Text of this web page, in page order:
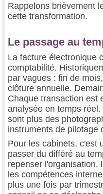
Rappelons brièvement
cette transformation.
Le passage au
La facture électronique
comptabilité.
par vagues : fin de
clôture annuelle.
Chaque transaction est
analysée en temps
sont plus des
instruments de pilotage
Pour les cabinets, c'est
passer du différé au
repenser l'organisation,
les compétences
plus une fois par